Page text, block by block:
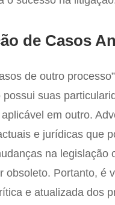
de Casos
de outro
suas
em outro.
e jurídicas que
na legislação
obsoleto. Portanto, é
e atualizada dos